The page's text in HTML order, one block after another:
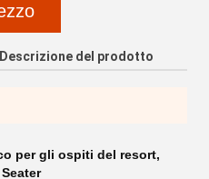
Descrizione del prodotto
per gli ospiti del resort,